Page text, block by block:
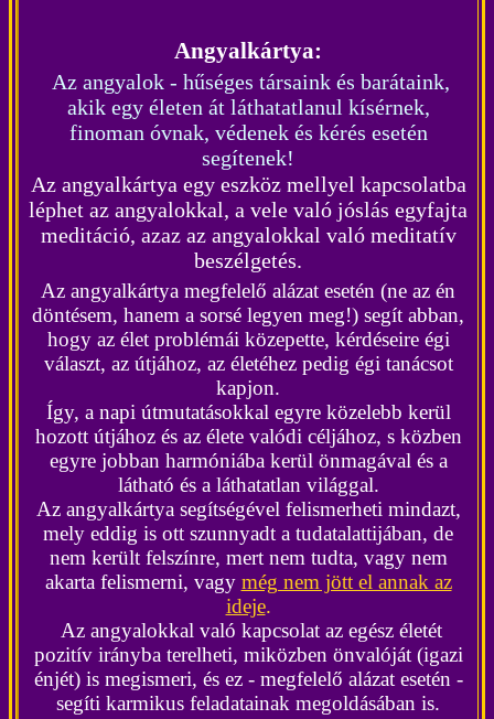
Angyalkártya:
Az angyalok - hűséges társaink és barátaink,
akik egy életen át láthatatlanul kísérnek,
finoman óvnak, védenek és kérés esetén
segítenek!
Az angyalkártya egy eszköz mellyel kapcsolatba
léphet az angyalokkal, a vele való jóslás egyfajta
meditáció, azaz az angyalokkal való meditatív
beszélgetés.
Az angyalkártya megfelelő alázat esetén (ne az én
döntésem, hanem a sorsé legyen meg!) segít abban,
hogy az élet problémái közepette, kérdéseire égi
választ, az útjához, az életéhez pedig égi tanácsot
kapjon.
Így, a napi útmutatásokkal egyre közelebb kerül
hozott útjához és az élete valódi céljához, s közben
egyre jobban harmóniába kerül önmagával és a
látható és a láthatatlan világgal.
Az angyalkártya segítségével felismerheti mindazt,
mely eddig is ott szunnyadt a tudatalattijában, de
nem került felszínre, mert nem tudta, vagy nem
akarta felismerni, vagy még nem jött el annak az
ideje.
Az angyalokkal való kapcsolat az egész életét
pozitív irányba terelheti, miközben önvalóját (igazi
énjét) is megismeri, és ez - megfelelő alázat esetén -
segíti karmikus feladatainak megoldásában is.